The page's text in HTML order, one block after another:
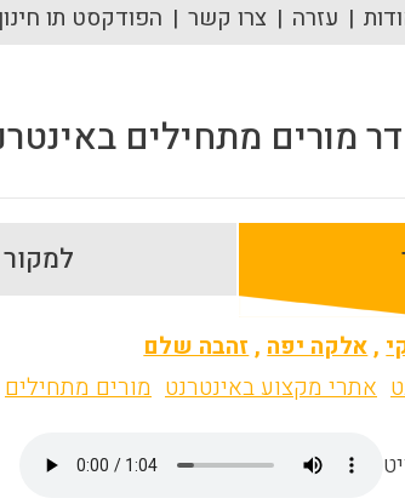
עזרה צרו קשר הפודקסט תו
מורים מתחילים
למקור
,אלקה יפה,זהבה שלם
אתרי מקצוע באינטרנט מורים מתחילים